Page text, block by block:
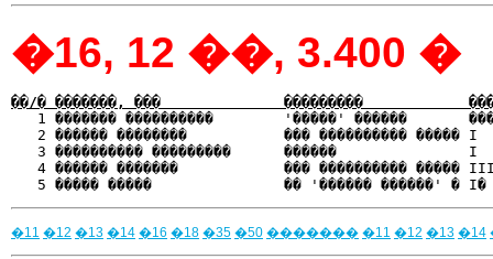
�16, 12 ��, 3.400 �
��/� �������, ���              ���������            ����
1 ������� ����������        '�����' ������
2 ������ ��������           ��� ���������� �����
3 ���������� ���������      ������
4 ������ �������            ��� ���������� �����
�11 �12 �13 �14 �16 �18 �35 �50 ������� �11 �12 �13 �14